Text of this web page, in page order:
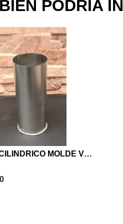
PODRIA
10X10 CILINDRICO MOLDE VELA